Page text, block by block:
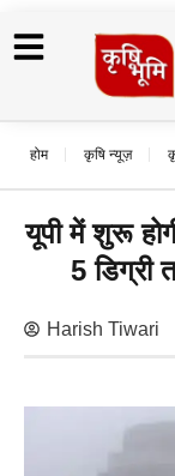
होम कृषि न्यूज़
यूपी में शुरू
5 डिग्री
Harish Tiwari